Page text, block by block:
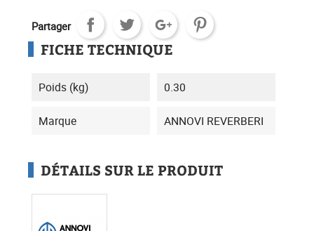
Partager
FICHE TECHNIQUE
Poids (kg) 0.30
Marque ANNOVI REVERBERI
DÉTAILS SUR LE PRODUIT